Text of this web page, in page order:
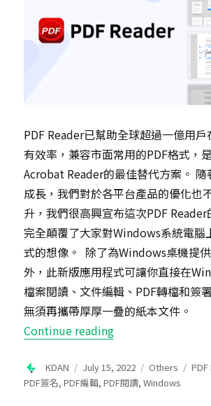
PDF Reader已幫助全球超過一億用
有效率，兼容市面常用的PDF格式，
Acrobat Reader的最佳替代方案。
成長，我們對於各平台產品的優化也
升，我們很高興宣布這次PDF
完全顛覆了大家對Windows系統電腦
式的想像。 除了為Windows桌機提
外，此新版應用程式可讓你直接在
檔案閱讀、文件編輯、PDF轉檔和簽
無須再攜帶厚厚一疊的紙本文件。
Continue reading“專屬Windows
Author
KDAN
Posted
on
July 15, 2022 Categories
Others Tags
PDF簽名,PDF編輯,PDF閱讀,Windows